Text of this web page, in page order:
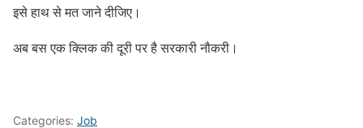
इसे हाथ से मत जाने दीजिए।
अब बस एक क्लिक की दूरी पर है सरकारी नौकरी।
Categories: Job